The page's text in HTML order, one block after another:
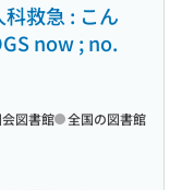
救急 : こん
now ; no.
図書館 全国の図書館